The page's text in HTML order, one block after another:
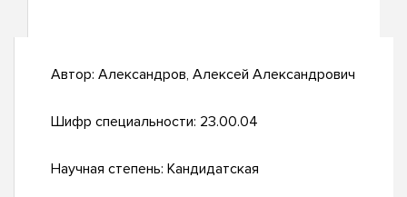
Автор: Александров, Алексей Александрович
Шифр специальности: 23.00.04
Научная степень: Кандидатская